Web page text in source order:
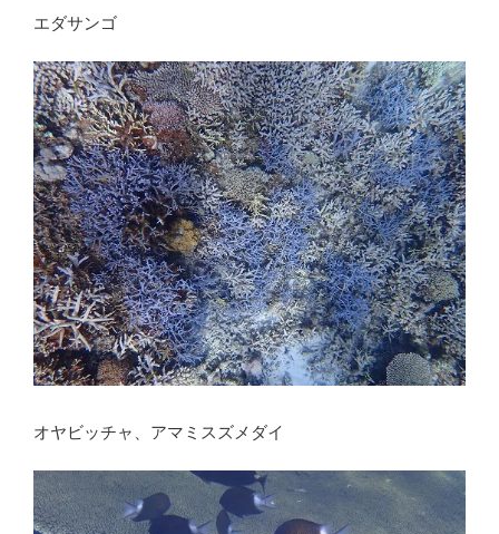
エダサンゴ
オヤビッチャ、アマミスズメダイ